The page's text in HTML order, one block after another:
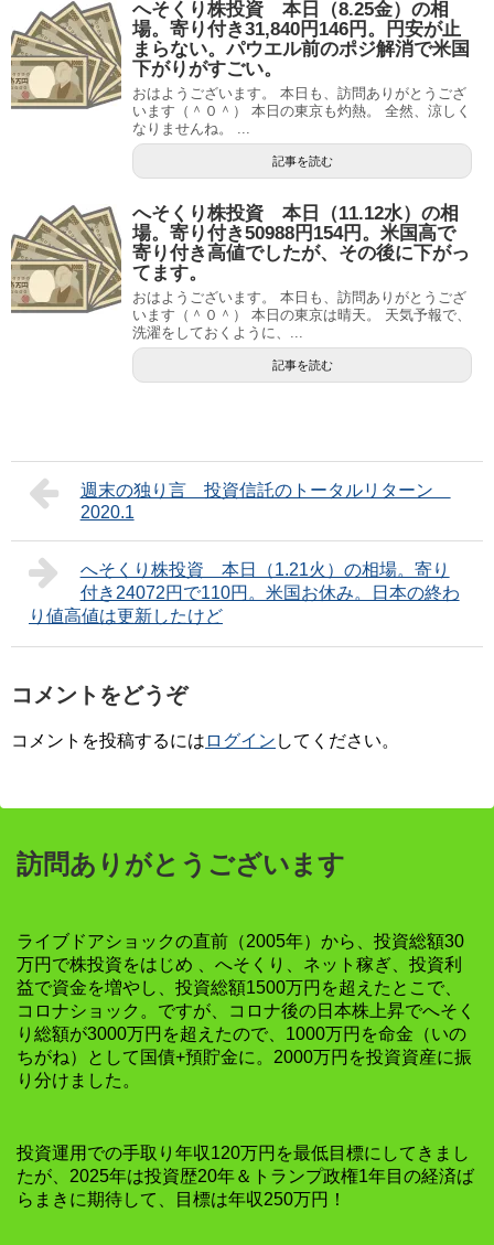
へそくり株投資 本日（8.25金）の相
場。寄り付き31,840円146円。円安が止
まらない。パウエル前のポジ解消で米国
下がりがすごい。
おはようございます。 本日も、訪問ありがとうござ
います（＾０＾） 本日の東京も灼熱。 全然、涼しく
なりませんね。 ...
記事を読む
へそくり株投資 本日（11.12水）の相
場。寄り付き50988円154円。米国高で
寄り付き高値でしたが、その後に下がっ
てます。
おはようございます。 本日も、訪問ありがとうござ
います（＾０＾） 本日の東京は晴天。 天気予報で、
洗濯をしておくように、...
記事を読む
週末の独り言 投資信託のトータルリターン
2020.1
へそくり株投資 本日（1.21火）の相場。寄り
付き24072円で110円。米国お休み。日本の終わ
り値高値は更新したけど
コメントをどうぞ
コメントを投稿するには ログイン してください。
訪問ありがとうございます
ライブドアショックの直前（2005年）から、投資総額30
万円で株投資をはじめ 、へそくり、ネット稼ぎ、投資利
益で資金を増やし、投資総額1500万円を超えたとこで、
コロナショック。ですが、コロナ後の日本株上昇でへそく
り総額が3000万円を超えたので、1000万円を命金（いの
ちがね）として国債+預貯金に。2000万円を投資資産に振
り分けました。
投資運用での手取り年収120万円を最低目標にしてきまし
たが、2025年は投資歴20年＆トランプ政権1年目の経済ば
らまきに期待して、目標は年収250万円！